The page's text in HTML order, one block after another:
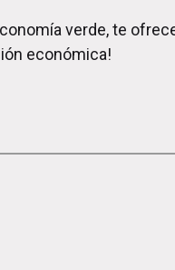
verde, te
económica!